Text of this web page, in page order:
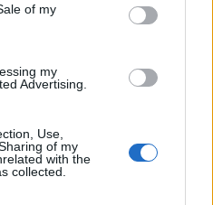
of my
my
Advertising.
Use,
of my
with the
collected.
becsléseket,
bocsátkozott. A
emlékeztetett rá,
élénkfantázia,
- a belül tökéletesnél
gyémántot, egy
áprilisban 23,8
vagyis a kék
rekordnak számító
áron vette